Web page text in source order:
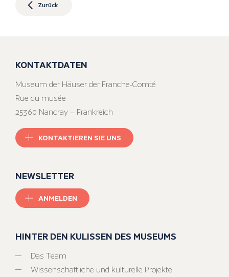
Zurück
KONTAKTDATEN
Museum der Häuser der Franche-Comté
Rue du musée
25360 Nancray – Frankreich
KONTAKTIEREN SIE UNS
NEWSLETTER
ANMELDEN
HINTER DEN KULISSEN DES MUSEUMS
Das Team
Wissenschaftliche und kulturelle Projekte